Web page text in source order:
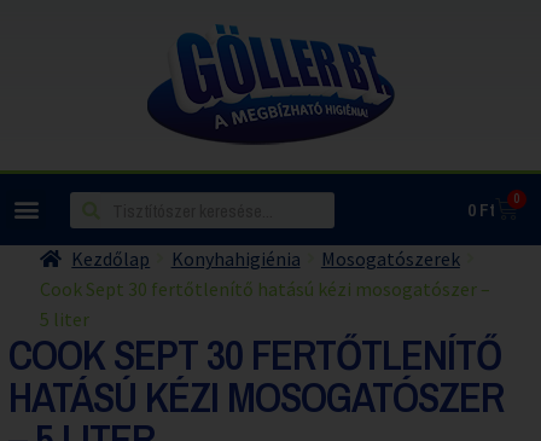
0Ft 0
Kezdőlap Konyhahigiénia
Mosogatószerek
Cook Sept 30 fertőtlenítő hatású kézi mosogatószer –
5 liter
COOK SEPT 30 FERTŐTLENÍTŐ
HATÁSÚ KÉZI MOSOGATÓSZER